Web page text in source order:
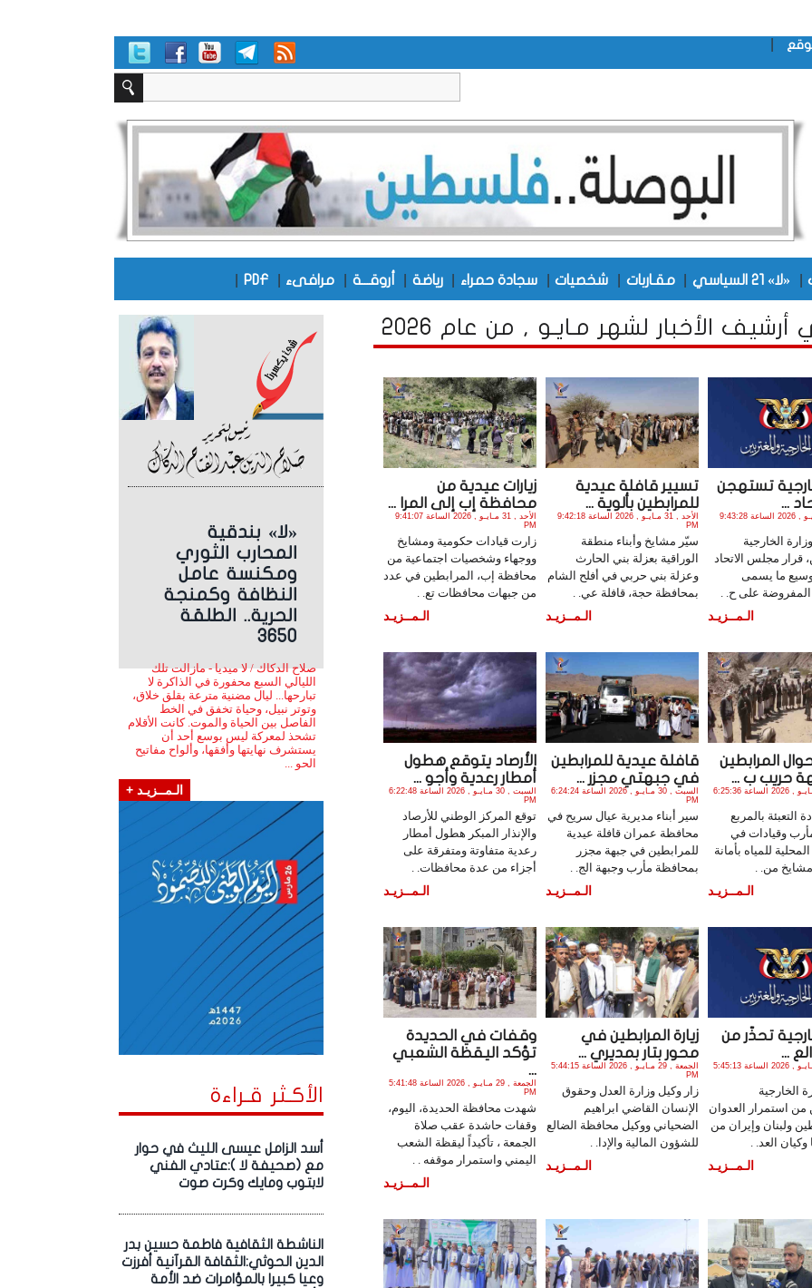
«لا» 21 السياسي مقـاربات شخصيات سجادة حمراء رياضة أروقـــة مرافىء PDF
«لا» بندقية
المحارب الثوري
ومكنسة عامل
النظافة وكمنجة
الحرية.. الطلقة
3650
صلاح الدكاك / لا ميديا - مازالت تلك
الليالي السبع محفورة في الذاكرة لا
تبارحها... ليال مضنية مترعة بقلق خلاق،
وتوتر نبيل، وحياة تخفق في الخط
الفاصل بين الحياة والموت. كانت الأقلام
تشحذ لمعركة ليس بوسع أحد أن
يستشرف نهايتها وأفقها، وألواح مفاتيح
الحو ...
الـمــزيـد +
الأكـثر قـراءة
أسد الزامل عيسى الليث في حوار
مع (صحيفة لا ):عتادي الفني
لابتوب ومايك وكرت صوت
الناشطة الثقافية فاطمة حسين بدر
الدين الحوثي:الثقافة القرآنية أفرزت
وعيا كبيرا بالمؤامرات ضد الأمة
الأخبار لشهر مـايـو , من عام 2026
تستهجن
...
الأحد , 31 مـايـو , 2026 الساعة 9:43:28
الخارجية
قرار مجلس الاتحاد
ما يسمى
المفروضة على ح. .
الـمــزيـد
تسيير قافلة عيدية
للمرابطين بألوية ...
الأحد , 31 مـايـو , 2026 الساعة 9:42:18
PM
سيّر مشايخ وأبناء منطقة
الوراقية بعزلة بني الحارث
وعزلة بني حربي في أفلح الشام
بمحافظة حجة، قافلة عي. .
الـمــزيـد
زيارات عيدية من
محافظة إب إلى المرا ...
الأحد , 31 مـايـو , 2026 الساعة 9:41:07
PM
زارت قيادات حكومية ومشايخ
ووجهاء وشخصيات اجتماعية من
محافظة إب، المرابطين في عدد
من جبهات محافظات تع. .
الـمــزيـد
المرابطين
حريب ب ...
السبت , 30 مـايـو , 2026 الساعة 6:25:36
التعبئة بالمربع
وقيادات في
للمياه بأمانة
من. .
الـمــزيـد
قافلة عيدية للمرابطين
في جبهتي مجزر ...
السبت , 30 مـايـو , 2026 الساعة 6:24:24
PM
سير أبناء مديرية عيال سريح في
محافظة عمران قافلة عيدية
للمرابطين في جبهة مجزر
بمحافظة مأرب وجبهة الج. .
الـمــزيـد
الأرصاد يتوقع هطول
أمطار رعدية وأجو ...
السبت , 30 مـايـو , 2026 الساعة 6:22:48
PM
توقع المركز الوطني للأرصاد
والإنذار المبكر هطول أمطار
رعدية متفاوتة ومتفرقة على
أجزاء من عدة محافظات. .
الـمــزيـد
تحذّر من
...
الجمعة , 29 مـايـو , 2026 الساعة 5:45:13
الخارجية
من استمرار العدوان
ولبنان وإيران من
العد. .
الـمــزيـد
زيارة المرابطين في
محور بتار بمديري ...
الجمعة , 29 مـايـو , 2026 الساعة 5:44:15
PM
زار وكيل وزارة العدل وحقوق
الإنسان القاضي ابراهيم
الضحياني ووكيل محافظة الضالع
للشؤون المالية والإدا. .
الـمــزيـد
وقفات في الحديدة
تؤكد اليقظة الشعبي
...
الجمعة , 29 مـايـو , 2026 الساعة 5:41:48
PM
شهدت محافظة الحديدة، اليوم،
وقفات حاشدة عقب صلاة
الجمعة ، تأكيداً ليقظة الشعب
اليمني واستمرار موقفه . .
الـمــزيـد